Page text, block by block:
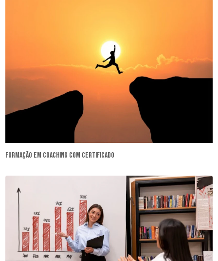
formação em coaching com certificado